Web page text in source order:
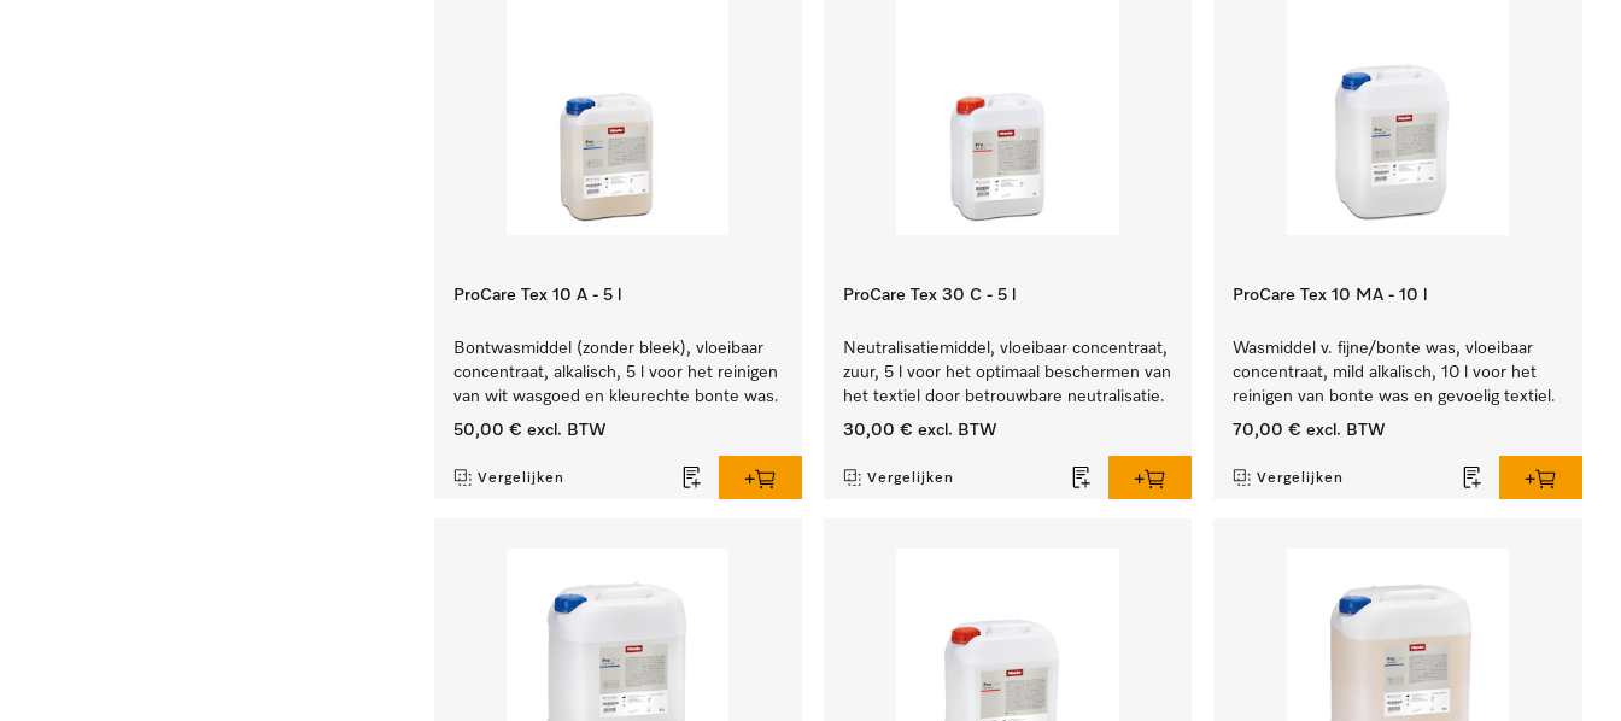
ProCare Tex 10 A - 5 l
Bontwasmiddel (zonder bleek), vloeibaar
concentraat, alkalisch, 5 l voor het reinigen
van wit wasgoed en kleurechte bonte was.
50,00 € excl. BTW
Vergelijken
ProCare Tex 30 C - 5 l
Neutralisatiemiddel, vloeibaar concentraat,
zuur, 5 l voor het optimaal beschermen van
het textiel door betrouwbare neutralisatie.
30,00 € excl. BTW
Vergelijken
ProCare Tex 10 MA - 10 l
Wasmiddel v. fijne/bonte was, vloeibaar
concentraat, mild alkalisch, 10 l voor het
reinigen van bonte was en gevoelig textiel.
70,00 € excl. BTW
Vergelijken